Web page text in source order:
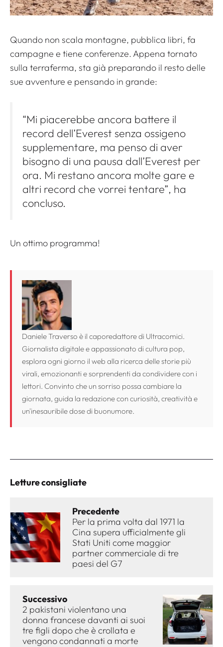
Quando non scala montagne, pubblica libri, fa
campagne e tiene conferenze. Appena tornato
sulla terraferma, sta già preparando il resto delle
sue avventure e pensando in grande:
“Mi piacerebbe ancora battere il
record dell’Everest senza ossigeno
supplementare, ma penso di aver
bisogno di una pausa dall’Everest per
ora. Mi restano ancora molte gare e
altri record che vorrei tentare”, ha
concluso.
Un ottimo programma!
Daniele Traverso è il caporedattore di Ultracomici.
Giornalista digitale e appassionato di cultura pop,
esplora ogni giorno il web alla ricerca delle storie più
virali, emozionanti e sorprendenti da condividere con i
lettori. Convinto che un sorriso possa cambiare la
giornata, guida la redazione con curiosità, creatività e
un'inesauribile dose di buonumore.
Letture consigliate
Precedente
Per la prima volta dal 1971 la
Cina supera ufficialmente gli
Stati Uniti come maggior
partner commerciale di tre
paesi del G7
Successivo
2 pakistani violentano una
donna francese davanti ai suoi
tre figli dopo che è crollata e
vengono condannati a morte